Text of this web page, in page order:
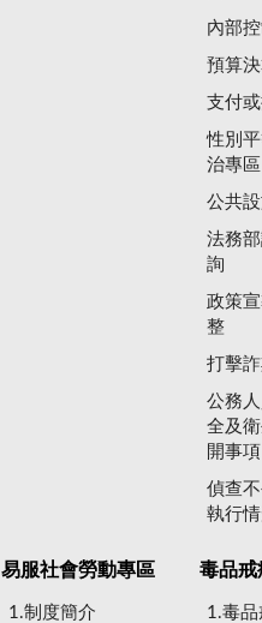
內部
預算
支付
性別
治專區
公共
法務
詢
政策
整
打擊
公務
全及
開事項
偵查
執行
易服社會勞動專區
1.制度簡介
毒品戒
1.毒品